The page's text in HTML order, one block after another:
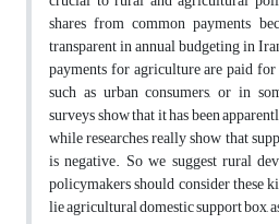
shares from common payments
transparent in annual budgeting in
payments for agriculture are paid
such as urban consumers, or in
surveys show that it has been
while researches really show that
is negative. So we suggest rural
policymakers should consider these
lie agricultural domestic support box,